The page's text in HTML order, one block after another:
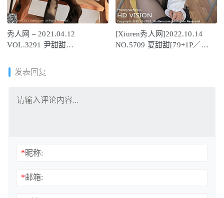
秀人网 – 2021.04.12
VOL.3291 尹甜甜
[Xiuren秀人网]2022.10.14
NO.5709 夏甜甜[79+1P／
发表回复
*昵称:
*邮箱: